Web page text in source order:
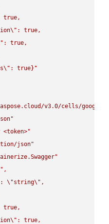
true,
\" : true,
: true,
\" : true}"
v3.0/cells/
json"
,
: \"string\" ,
true,
\" : true,